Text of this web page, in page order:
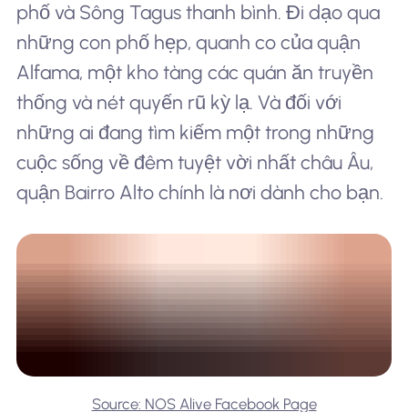
phố và Sông Tagus thanh bình. Đi dạo qua
những con phố hẹp, quanh co của quận
Alfama, một kho tàng các quán ăn truyền
thống và nét quyến rũ kỳ lạ. Và đối với
những ai đang tìm kiếm một trong những
cuộc sống về đêm tuyệt vời nhất châu Âu,
quận Bairro Alto chính là nơi dành cho bạn.
Source: NOS Alive Facebook Page